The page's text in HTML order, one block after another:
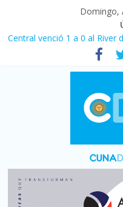
Domingo,
Central venció 1 a 0 al River
La morosidad alcanzó su
afecta a 400 mil deudores en
Desde que asumió Milei
denuncia crisis como en
Vacaciones de invierno con
turístico: 4,6 millones de
Fuerte caída de la venta de